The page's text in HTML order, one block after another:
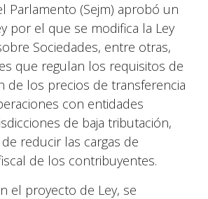
Parlamento (Sejm) aprobó un
por el que se modifica la Ley
Sociedades, entre otras,
que regulan los requisitos de
de los precios de transferencia
con entidades
de baja tributación,
reducir las cargas de
de los contribuyentes.
el proyecto de Ley, se